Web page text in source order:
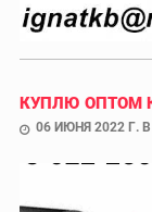
КУПЛЮ ОПТОМ
06 ИЮНЯ 2022 Г. В